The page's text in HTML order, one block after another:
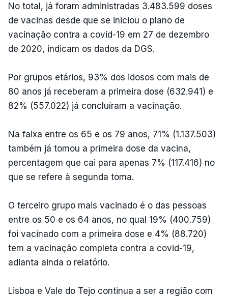
No total, já foram administradas 3.483.599 doses
de vacinas desde que se iniciou o plano de
vacinação contra a covid-19 em 27 de dezembro
de 2020, indicam os dados da DGS.
Por grupos etários, 93% dos idosos com mais de
80 anos já receberam a primeira dose (632.941) e
82% (557.022) já concluíram a vacinação.
Na faixa entre os 65 e os 79 anos, 71% (1.137.503)
também já tomou a primeira dose da vacina,
percentagem que cai para apenas 7% (117.416) no
que se refere à segunda toma.
O terceiro grupo mais vacinado é o das pessoas
entre os 50 e os 64 anos, no qual 19% (400.759)
foi vacinado com a primeira dose e 4% (88.720)
tem a vacinação completa contra a covid-19,
adianta ainda o relatório.
Lisboa e Vale do Tejo continua a ser a região com